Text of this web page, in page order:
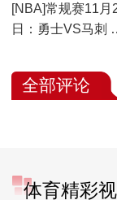
[NBA]常规赛11月
日：勇士VS马刺
全部评论
体育精彩